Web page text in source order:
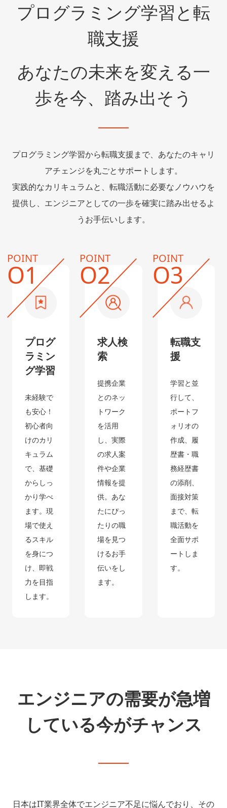
プログラミング学習と転
職支援
あなたの未来を変える一
歩を今、踏み出そう
プログラミング学習から転職支援まで、あなたのキャリ
アチェンジを丸ごとサポートします。
実践的なカリキュラムと、転職活動に必要なノウハウを
提供し、エンジニアとしての一歩を確実に踏み出せるよ
うお手伝いします。
POINT
O1
プログ
ラミン
グ学習
未経験で
も安心！
初心者向
けのカリ
キュラム
で、基礎
からしっ
かり学べ
ます。現
場で使え
るスキル
を身につ
け、即戦
力を目指
します。
POINT
O2
求人検
索
提携企業
とのネッ
トワーク
を活用
し、実際
の求人案
件や企業
情報を提
供。あな
たにぴっ
たりの職
場を見つ
けるお手
伝いをし
ます。
POINT
O3
転職支
援
学習と並
行して、
ポートフ
ォリオの
作成、履
歴書・職
務経歴書
の添削、
面接対策
まで、転
職活動を
全面サポ
ートしま
す。
エンジニアの需要が急増
している今がチャンス
日本はIT業界全体でエンジニア不足に悩んでおり、その